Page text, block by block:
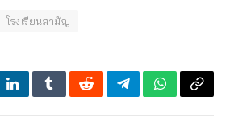
โรงเรียนสามัญ
LinkedInTumblrRedditTelegramWhatsApp
Copy